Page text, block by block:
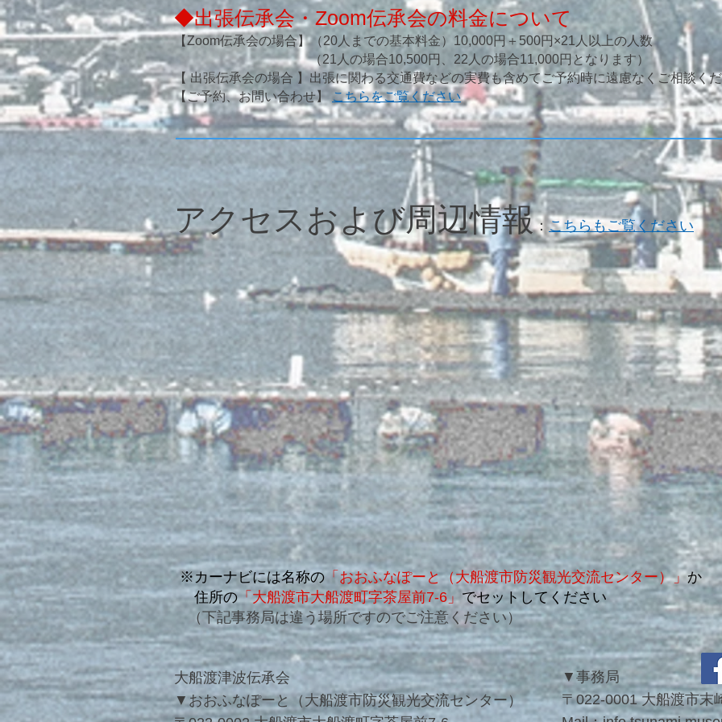
◆出張伝承会・Zoom伝承会の料金について
【Zoom伝承会の場合】（20人までの基本料金）10,000円＋500円×21人以上の人数
（21人の場合10,500円、22人の場合11,000円となります）
【 出張伝承会の場合 】出張に関わる交通費などの実費も含めてご予約時に遠慮なくご相談く
【ご予約、お問い合わせ】
こちらをご覧ください
アクセスおよび周辺情報：こちらもご覧ください
※カーナビには名称の「おおふなぽーと（大船渡市防災観光交流センター）」か
住所の「大船渡市大船渡町字茶屋前7-6」でセットしてください
（下記事務局は違う場所ですのでご注意ください）
大船渡津波伝承会
▼おおふなぽーと（大船渡市防災観光交流センター）
▼ 事務局
〒022-0001 大船渡市末